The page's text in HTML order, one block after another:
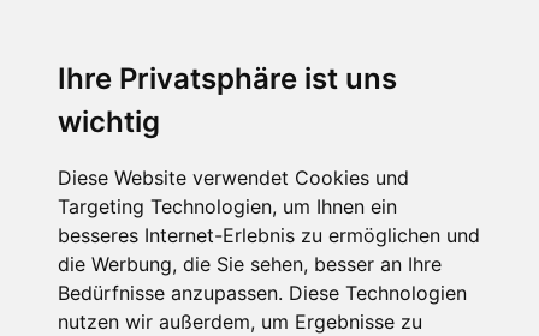
Ihre Privatsphäre ist uns
wichtig
Diese Website verwendet Cookies und
Targeting Technologien, um Ihnen ein
besseres Internet-Erlebnis zu ermöglichen und
die Werbung, die Sie sehen, besser an Ihre
Bedürfnisse anzupassen. Diese Technologien
nutzen wir außerdem, um Ergebnisse zu